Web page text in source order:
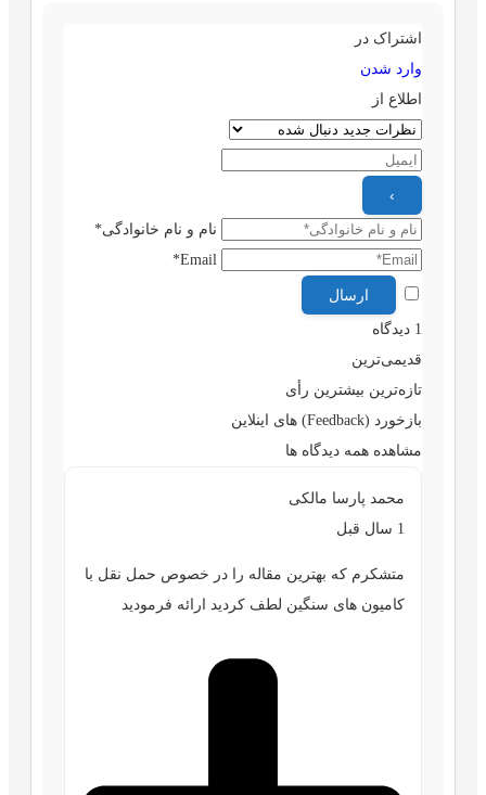
اشتراک در
وارد شدن
اطلاع از
نام و نام خانوادگی*
Email*
1 دیدگاه
قدیمی‌ترین
تازه‌ترین بیشترین رأی
بازخورد (Feedback) های اینلاین
مشاهده همه دیدگاه ها
محمد پارسا مالکی
1 سال قبل
متشکرم که بهترین مقاله را در خصوص حمل نقل با
کامیون های سنگین لطف کردید ارائه فرمودید